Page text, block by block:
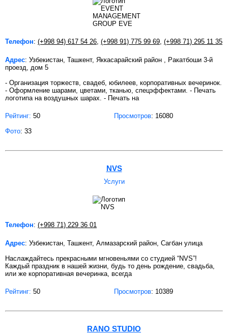
Телефон: (+998 94) 617 54 26, (+998 91) 775 99 69, (+998 71) 295 11 35
Адрес: Узбекистан, Ташкент, Яккасарайский район , Ракатбоши 3-й
проезд, дом 5
- Организация торжеств, свадеб, юбилеев, корпоративных вечеринок.
- Оформление шарами, цветами, тканью, спецэффектами. - Печать
логотипа на воздушных шарах. - Печать на
Рейтинг: 50 Просмотров: 16080
Фото: 33
NVS
Услуги
Телефон: (+998 71) 229 36 01
Адрес: Узбекистан, Ташкент, Алмазарский район, Сагбан улица
Наслаждайтесь прекрасными мгновеньями со студией “NVS”!
Каждый праздник в нашей жизни, будь то день рождение, свадьба,
или же корпоративная вечеринка, всегда
Рейтинг: 50 Просмотров: 10389
RANO STUDIO